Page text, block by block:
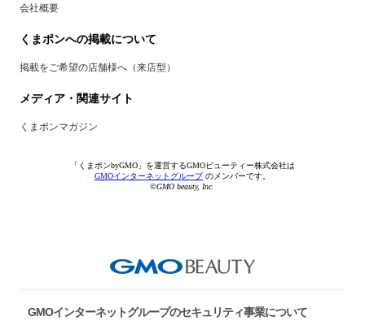
会社概要
くまポンへの掲載について
掲載をご希望の店舗様へ（来店型）
メディア・関連サイト
くまポンマガジン
「くまポンbyGMO」を運営するGMOビューティー株式会社は
GMOインターネットグループのメンバーです。
©GMO beauty, Inc.
GMOインターネットグループのセキュリティ事業について